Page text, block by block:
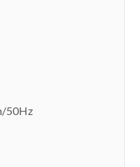
50Hz